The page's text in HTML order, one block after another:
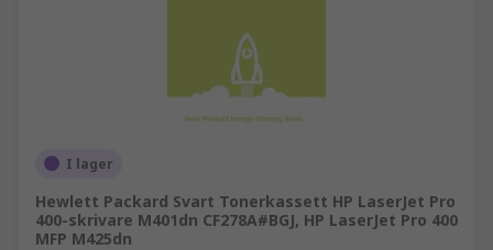
I lager
Hewlett Packard Svart Tonerkassett HP LaserJet Pro
400-skrivare M401dn CF278A#BGJ, HP LaserJet Pro 400
MFP M425dn